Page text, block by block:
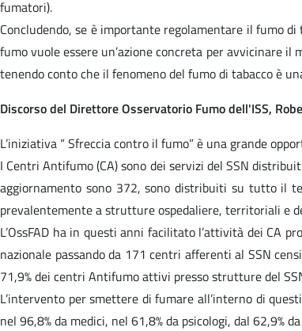
fumatori).
Concludendo, se è importante regolamentare il fumo
fumo vuole essere un’azione concreta per avvicinare
tenendo conto che il fenomeno del fumo di tabacco è
Discorso del Direttore Osservatorio Fumo dell'ISS,
L’iniziativa “ Sfreccia contro il fumo” è una grande
I Centri Antifumo (CA) sono dei servizi del SSN
aggiornamento sono 372, sono distribuiti su tutto il
prevalentemente a strutture ospedaliere, territoriali e
L’OssFAD ha in questi anni facilitato l’attività dei CA
nazionale passando da 171 centri afferenti al SSN
71,9% dei centri Antifumo attivi presso strutture del
L’intervento per smettere di fumare all’interno di
nel 96,8% da medici, nel 61,8% da psicologi, dal 62,9%